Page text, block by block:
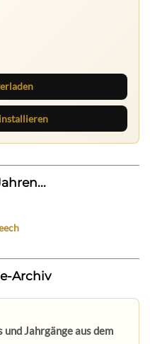
Archiv
Jahrgänge aus dem